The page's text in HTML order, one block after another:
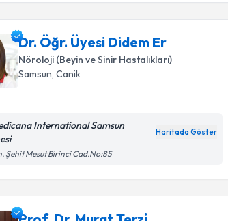
Dr. Öğr. Üyesi Didem Er
Nöroloji (Beyin ve Sinir Hastalıkları)
Samsun , Canik
International Samsun
Haritada Göster
Şehit Mesut Birinci Cad.No:85